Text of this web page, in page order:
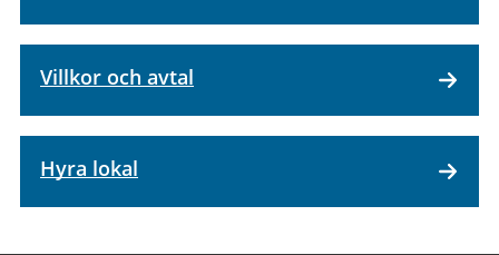
Villkor och avtal
Hyra lokal